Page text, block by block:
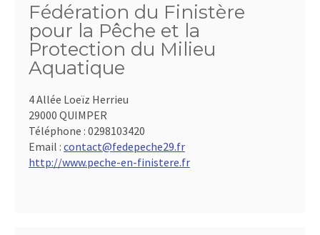
Fédération du Finistère
pour la Pêche et la
Protection du Milieu
Aquatique
4 Allée Loeïz Herrieu
29000 QUIMPER
Téléphone : 0298103420
Email : contact@fedepeche29.fr
http://www.peche-en-finistere.fr